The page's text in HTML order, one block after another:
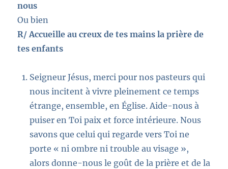
nous
Ou bien
R/ Accueille au creux de tes mains la prière de
tes enfants
Seigneur Jésus, merci pour nos pasteurs qui
nous incitent à vivre pleinement ce temps
étrange, ensemble, en Église. Aide-nous à
puiser en Toi paix et force intérieure. Nous
savons que celui qui regarde vers Toi ne
porte « ni ombre ni trouble au visage »,
alors donne-nous le goût de la prière et de la